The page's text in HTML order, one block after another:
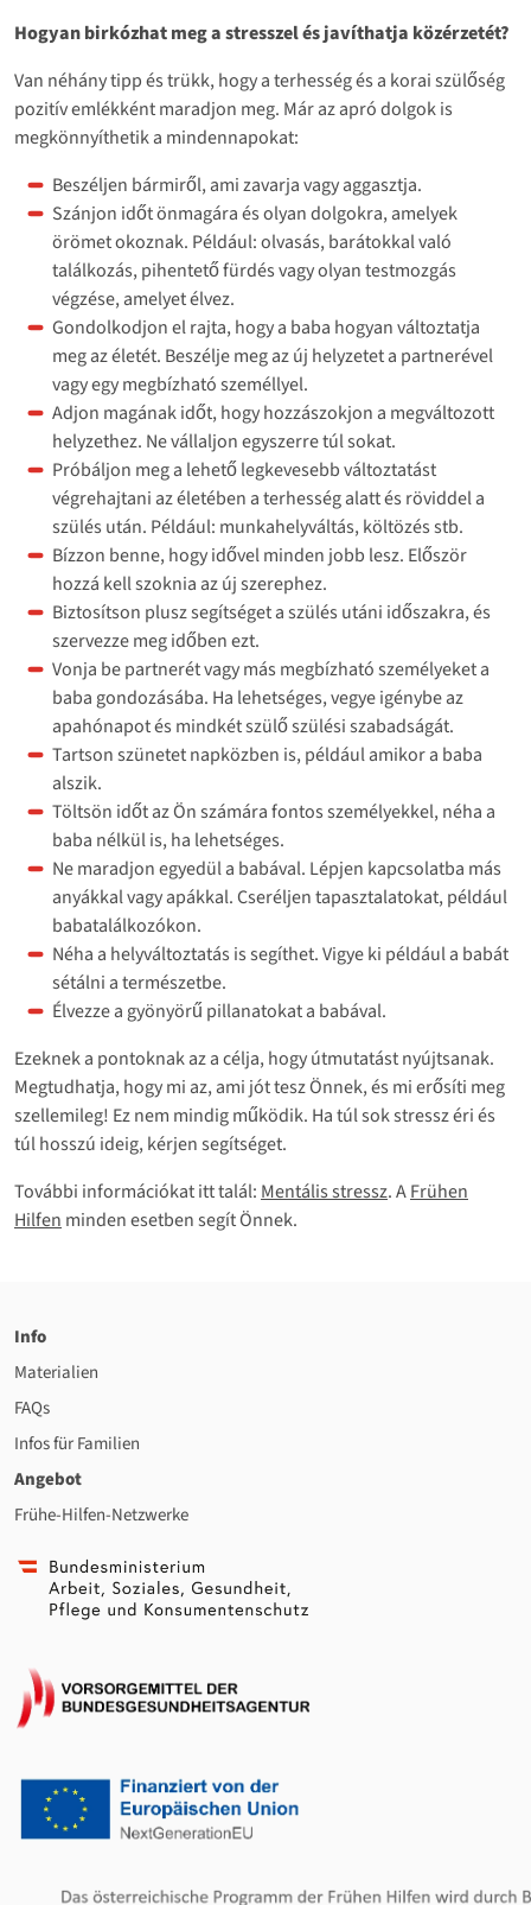
Hogyan birkózhat meg a stresszel és javíthatja közérzetét?
Van néhány tipp és trükk, hogy a terhesség és a korai szülőség
pozitív emlékként maradjon meg. Már az apró dolgok is
megkönnyíthetik a mindennapokat:
Beszéljen bármiről, ami zavarja vagy aggasztja.
Szánjon időt önmagára és olyan dolgokra, amelyek
örömet okoznak. Például: olvasás, barátokkal való
találkozás, pihentető fürdés vagy olyan testmozgás
végzése, amelyet élvez.
Gondolkodjon el rajta, hogy a baba hogyan változtatja
meg az életét. Beszélje meg az új helyzetet a partnerével
vagy egy megbízható személlyel.
Adjon magának időt, hogy hozzászokjon a megváltozott
helyzethez. Ne vállaljon egyszerre túl sokat.
Próbáljon meg a lehető legkevesebb változtatást
végrehajtani az életében a terhesség alatt és röviddel a
szülés után. Például: munkahelyváltás, költözés stb.
Bízzon benne, hogy idővel minden jobb lesz. Először
hozzá kell szoknia az új szerephez.
Biztosítson plusz segítséget a szülés utáni időszakra, és
szervezze meg időben ezt.
Vonja be partnerét vagy más megbízható személyeket a
baba gondozásába. Ha lehetséges, vegye igénybe az
apahónapot és mindkét szülő szülési szabadságát.
Tartson szünetet napközben is, például amikor a baba
alszik.
Töltsön időt az Ön számára fontos személyekkel, néha a
baba nélkül is, ha lehetséges.
Ne maradjon egyedül a babával. Lépjen kapcsolatba más
anyákkal vagy apákkal. Cseréljen tapasztalatokat, például
babatalálkozókon.
Néha a helyváltoztatás is segíthet. Vigye ki például a babát
sétálni a természetbe.
Élvezze a gyönyörű pillanatokat a babával.
Ezeknek a pontoknak az a célja, hogy útmutatást nyújtsanak.
Megtudhatja, hogy mi az, ami jót tesz Önnek, és mi erősíti meg
szellemileg! Ez nem mindig működik. Ha túl sok stressz éri és
túl hosszú ideig, kérjen segítséget.
További információkat itt talál: Mentális stressz. AFrühen
Hilfen minden esetben segít Önnek.
Info
Materialien
FAQs
Infos für Familien
Angebot
Frühe-Hilfen-Netzwerke